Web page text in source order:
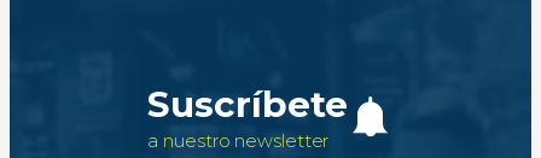
Suscríbete
a nuestro newsletter